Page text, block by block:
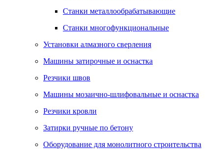
Станки металлообрабатывающие
Станки многофункциональные
Установки алмазного сверления
Машины затирочные и оснастка
Резчики швов
Машины мозаично-шлифовальные и оснастка
Резчики кровли
Затирки ручные по бетону
Оборудование для монолитного строительства